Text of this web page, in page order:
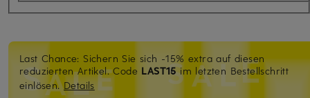
Last Chance: Sichern Sie sich -15% extra auf diesen
reduzierten Artikel. Code LAST15im letzten Bestellschritt
einlösen.Details